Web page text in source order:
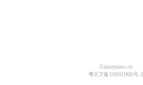
©autopiano.cn
粤ICP备19061906号-1